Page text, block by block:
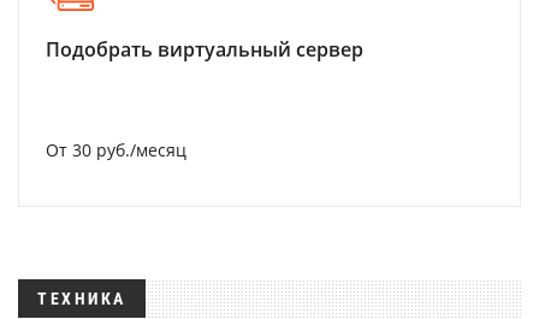
Подобрать виртуальный сервер
От 30 руб./месяц
ТЕХНИКА